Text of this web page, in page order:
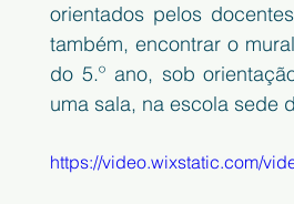
orientados pelos
também, encontrar o
do 5.º ano, sob
uma sala, na escola sede
https://video.wixstatic.com/